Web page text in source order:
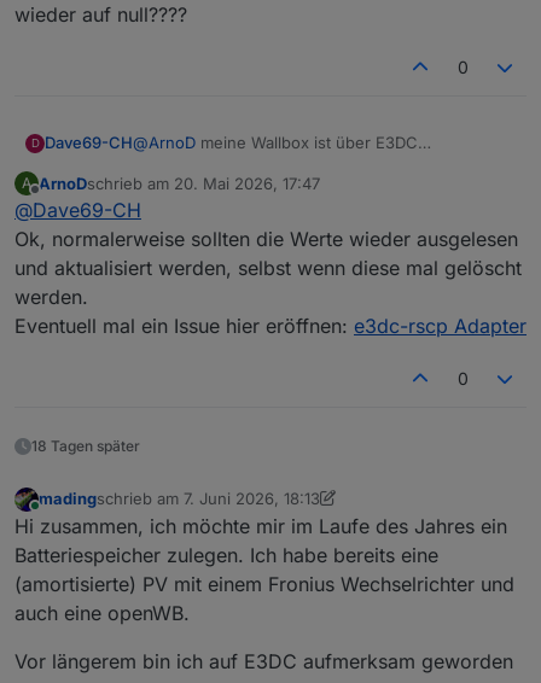
wieder auf null????
0
D Dave69-CH@ArnoD meine Wallbox ist über E3DC
zu e3dc.
Habe extra deswegen die Multiconect II
genommen.
Die Werte im E3DC stimmen Total Solar und Total
all
In der Walbox (über RSCPGui ausgelesen, WB#0)
alles falsch.
Nach neustart von iobroker adapter war es auf
A
Offline
ArnoDschrieb am 20. Mai 2026, 17:47
zuletzt editiert von
@Dave69-CH
Ok, normalerweise sollten die Werte wieder ausgelesen
und aktualisiert werden, selbst wenn diese mal gelöscht
werden.
Eventuell mal ein Issue hier eröffnen: e3dc-rscp Adapter
0
18 Tagen später
madingschrieb am 7. Juni 2026, 18:13
zuletzt editiert von mading6. Juli 2026, 20:14
Hi zusammen, ich möchte mir im Laufe des Jahres ein
Batteriespeicher zulegen. Ich habe bereits eine
(amortisierte) PV mit einem Fronius Wechselrichter und
auch eine openWB.
Vor längerem bin ich auf E3DC aufmerksam geworden